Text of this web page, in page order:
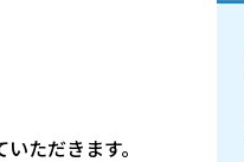
ただきます。